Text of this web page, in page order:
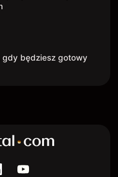
gdy będziesz gotowy